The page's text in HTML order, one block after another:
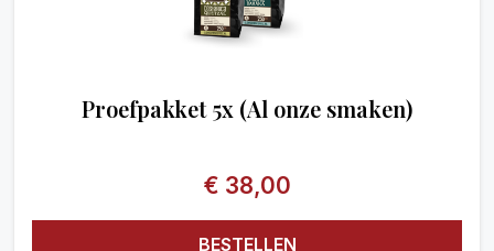
Proefpakket 5x (Al onze smaken)
€ 38,00
BESTELLEN